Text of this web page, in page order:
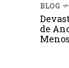
BLOG
de